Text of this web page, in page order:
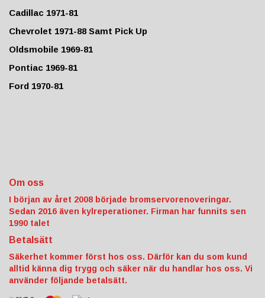
Cadillac 1971-81
Chevrolet 1971-88 Samt Pick Up
Oldsmobile 1969-81
Pontiac 1969-81
Ford 1970-81
Om oss
I början av året 2008 började bromservorenoveringar.
Sedan 2016 även kylreperationer. Firman har funnits sen
1990 talet
Betalsätt
Säkerhet kommer först hos oss. Därför kan du som kund
alltid känna dig trygg och säker när du handlar hos oss. Vi
använder följande betalsätt.